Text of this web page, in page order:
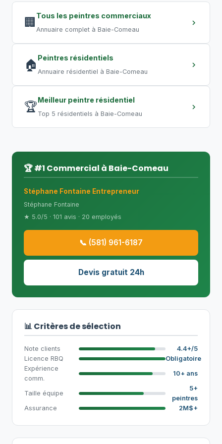
Les travaux de nuit permettent de
compresser les délais.
🏢 Tous les peintres commerciaux
Annuaire complet à Baie-Comeau
🏠 Peintres résidentiels
Annuaire résidentiel à Baie-Comeau
🏆Meilleur peintre résidentiel
Top 5 résidentiels à Baie-Comeau
🏆 #1 Commercial à Baie-Comeau
Stéphane Fontaine Entrepreneur
Stéphane Fontaine
★ 5.0/5 · 101 avis · 20 employés
📞 (581) 961-6187
Devis gratuit 24h
📊 Critères de sélection
Note clients
4.4+/5
Licence RBQ
Obligatoire
Expérience
comm.
10+ ans
Taille équipe
5+
peintres
Assurance
2M$+